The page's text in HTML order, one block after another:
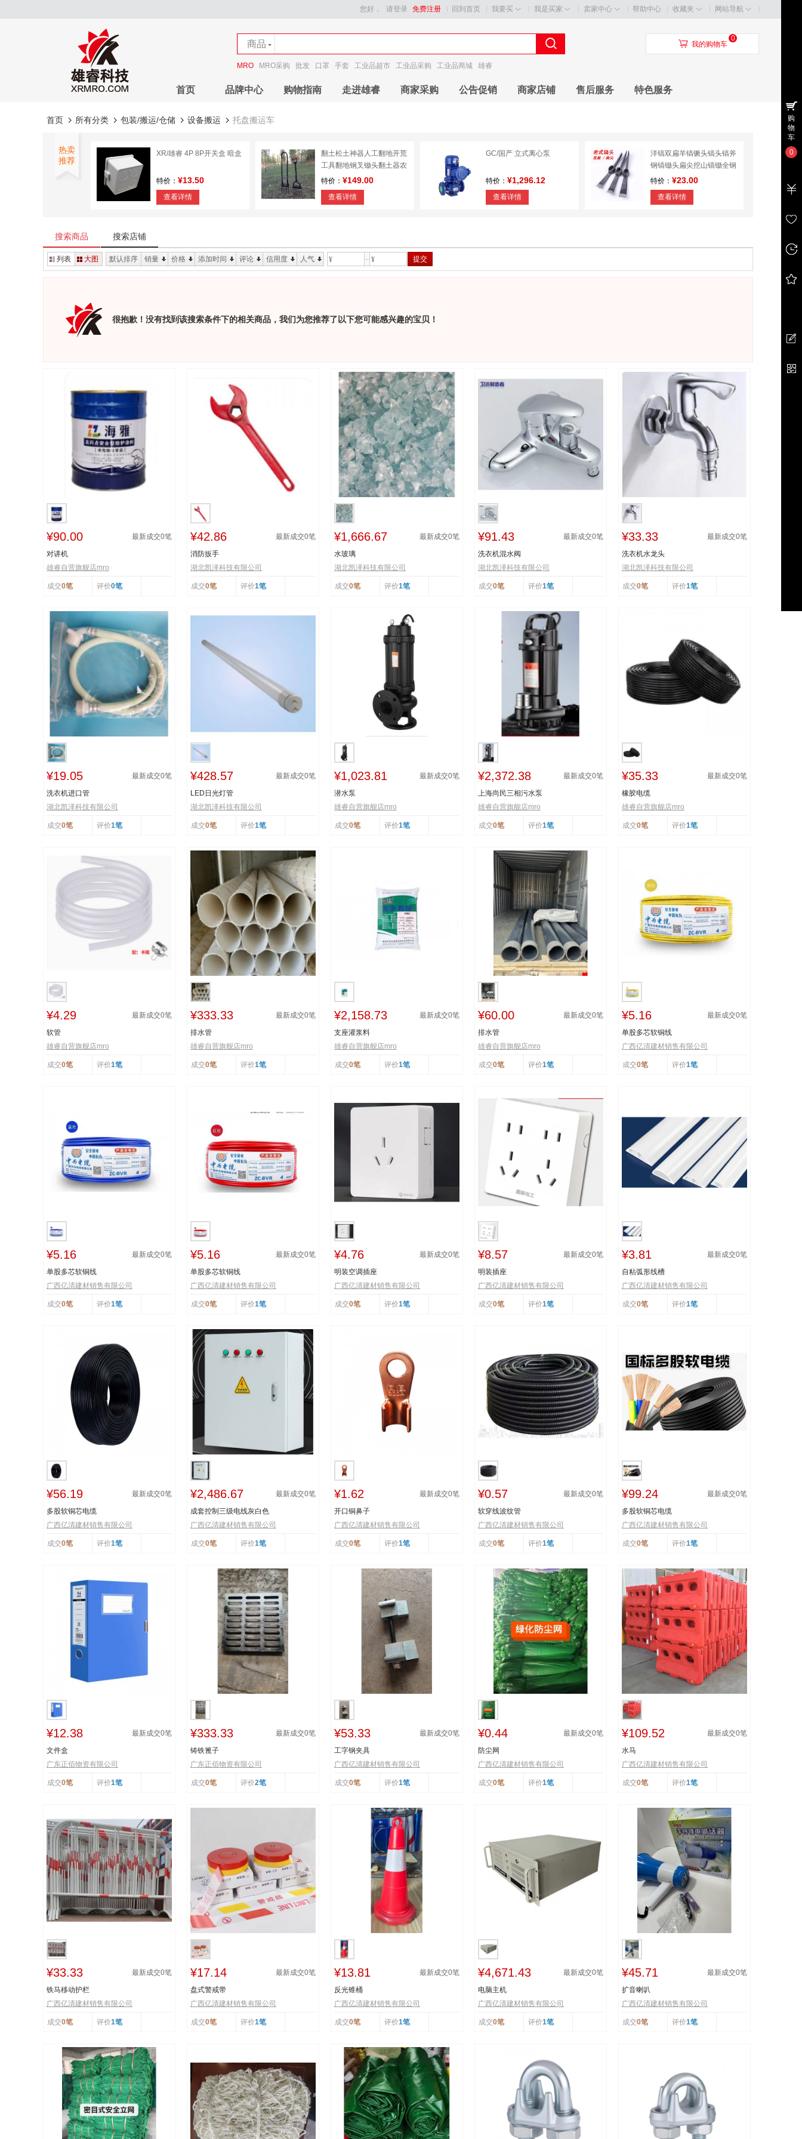
回到首页 我要买 我是买家 卖家中心 帮助中心 收藏夹 网站导航
您好， 请登录 免费注册
商品
店铺
MRO MRO采购 批发 口罩 手套 工业品超市 工业品采购 工业品商城 雄睿
󰃦 我的购物车
0
首页 品牌中心 购物指南 走进雄睿 商家采购 公告促销 商家店铺 售后服务 特色服务
首页 所有分类 包装/搬运/仓储 设备搬运 托盘搬运车
热卖
推荐
XR/雄睿 4P 8P开关盒 暗盒
特价： ¥13.50
查看详情
翻土松土神器人工翻地开荒
工具翻地钢叉锄头翻土器农
用松土工具
特价： ¥149.00
查看详情
GC/国产 立式离心泵
特价： ¥1,296.12
查看详情
洋镐双扁羊镐镢头镐头镐斧
钢镐锄头扁尖挖山镐锄全钢
纯钢
特价： ¥23.00
查看详情
特价：¥2.07
查看详情
搜索商品 搜索店铺
列表 大图 默认排序 销量 价格 添加时间 评论 信用度 人气 ¥ ¥ 提交
很抱歉！没有找到该搜索条件下的相关商品，我们为您推荐了以下您可能感兴趣的宝贝！
¥90.00 最新成交0笔
对讲机
雄睿自营旗舰店mro
成交0笔 评价0笔
¥42.86 最新成交0笔
消防扳手
湖北凯泽科技有限公司
成交0笔 评价1笔
¥1,666.67 最新成交0笔
水玻璃
湖北凯泽科技有限公司
成交0笔 评价1笔
¥91.43 最新成交0笔
洗衣机混水阀
湖北凯泽科技有限公司
成交0笔 评价1笔
¥33.33 最新成交0笔
洗衣机水龙头
湖北凯泽科技有限公司
成交0笔 评价1笔
¥19.05 最新成交0笔
洗衣机进口管
湖北凯泽科技有限公司
成交0笔 评价1笔
¥428.57 最新成交0笔
LED日光灯管
湖北凯泽科技有限公司
成交0笔 评价1笔
¥1,023.81 最新成交0笔
潜水泵
雄睿自营旗舰店mro
成交0笔 评价1笔
¥2,372.38 最新成交0笔
上海尚民三相污水泵
雄睿自营旗舰店mro
成交0笔 评价1笔
¥35.33 最新成交0笔
橡胶电缆
雄睿自营旗舰店mro
成交0笔 评价1笔
¥4.29 最新成交0笔
软管
雄睿自营旗舰店mro
成交0笔 评价1笔
¥333.33 最新成交0笔
排水管
雄睿自营旗舰店mro
成交0笔 评价1笔
¥2,158.73 最新成交0笔
支座灌浆料
雄睿自营旗舰店mro
成交0笔 评价1笔
¥60.00 最新成交0笔
排水管
雄睿自营旗舰店mro
成交0笔 评价1笔
¥5.16 最新成交0笔
单股多芯软铜线
广西亿清建材销售有限公司
成交0笔 评价1笔
¥5.16 最新成交0笔
单股多芯软铜线
广西亿清建材销售有限公司
成交0笔 评价1笔
¥5.16 最新成交0笔
单股多芯软铜线
广西亿清建材销售有限公司
成交0笔 评价1笔
¥4.76 最新成交0笔
明装空调插座
广西亿清建材销售有限公司
成交0笔 评价1笔
¥8.57 最新成交0笔
明装插座
广西亿清建材销售有限公司
成交0笔 评价1笔
¥3.81 最新成交0笔
自粘弧形线槽
广西亿清建材销售有限公司
成交0笔 评价1笔
¥56.19 最新成交0笔
多股软铜芯电缆
广西亿清建材销售有限公司
成交0笔 评价1笔
¥2,486.67 最新成交0笔
成套控制三级电线灰白色
广西亿清建材销售有限公司
成交0笔 评价1笔
¥1.62 最新成交0笔
开口铜鼻子
广西亿清建材销售有限公司
成交0笔 评价1笔
¥0.57 最新成交0笔
软穿线波纹管
广西亿清建材销售有限公司
成交0笔 评价1笔
¥99.24 最新成交0笔
多股软铜芯电缆
广西亿清建材销售有限公司
成交0笔 评价1笔
¥12.38 最新成交0笔
文件盒
广东正佰物资有限公司
成交0笔 评价1笔
¥333.33 最新成交0笔
铸铁篦子
广东正佰物资有限公司
成交0笔 评价2笔
¥53.33 最新成交0笔
工字钢夹具
广西亿清建材销售有限公司
成交0笔 评价1笔
¥0.44 最新成交0笔
防尘网
广西亿清建材销售有限公司
成交0笔 评价1笔
¥109.52 最新成交0笔
水马
广西亿清建材销售有限公司
成交0笔 评价1笔
¥33.33 最新成交0笔
铁马移动护栏
广西亿清建材销售有限公司
成交0笔 评价1笔
¥17.14 最新成交0笔
盘式警戒带
广西亿清建材销售有限公司
成交0笔 评价1笔
¥13.81 最新成交0笔
反光锥桶
广西亿清建材销售有限公司
成交0笔 评价1笔
¥4,671.43 最新成交0笔
电脑主机
广西亿清建材销售有限公司
成交0笔 评价1笔
¥45.71 最新成交0笔
扩音喇叭
广西亿清建材销售有限公司
成交0笔 评价1笔
购
物
车
0